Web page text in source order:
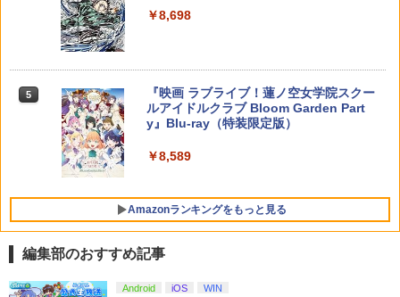
バッグ 防水 防塵 耐衝撃 持ち運び便利 ポ
￥4,890
上手の若君 12 (完全生産限定版)【Blu-
ray】(描き下ろしイラスト(時行 B)使用
A3タペストリー+アクリルキーホルダー)
[ 松井優征 ]
￥7,150
ニンテンドープリペイド番号 5000円|オ
ンラインコード版
【純正品】DualSense ワイヤレスコン
￥10,737
S5、PS5 Pro、Xbox One、Xbox Serie
￥14,141
￥8,698
5
『映画 ラブライブ！蓮ノ空女学院スクー
ルアイドルクラブ Bloom Garden Part
y』Blu-ray（特装限定版）
￥8,589
Amazonランキングをもっと見る
編集部のおすすめ記事
Android iOS WIN